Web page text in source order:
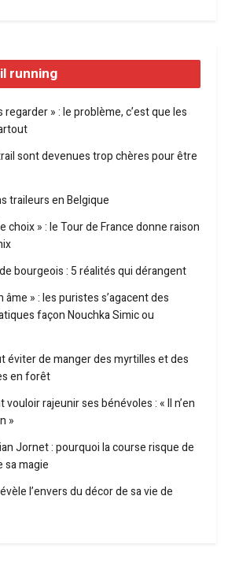
running
regarder » : le problème, c’est que les
sont devenues trop chères pour être
traileurs en Belgique
choix » : le Tour de France donne raison
bourgeois : 5 réalités qui dérangent
âme » : les puristes s’agacent des
façon Nouchka Simic ou
éviter de manger des myrtilles et des
en forêt
vouloir rajeunir ses bénévoles : « Il n’en
»
Jornet : pourquoi la course risque de
sa magie
l’envers du décor de sa vie de